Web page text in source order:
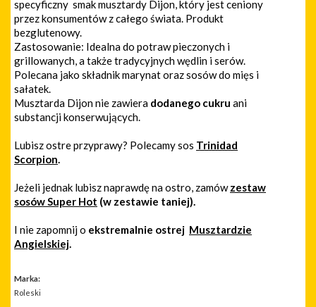
specyficzny smak musztardy Dijon, który jest ceniony
przez konsumentów z całego świata. Produkt
bezglutenowy.
Zastosowanie: Idealna do potraw pieczonych i
grillowanych, a także tradycyjnych wędlin i serów.
Polecana jako składnik marynat oraz sosów do mięs i
sałatek.
Musztarda Dijon nie zawiera dodanego cukru ani
substancji konserwujących.
Lubisz ostre przyprawy? Polecamy sos Trinidad
Scorpion
Jeżeli jednak lubisz naprawdę na ostro, zamówzestaw
sosów Super Hot (w zestawie taniej).
I nie zapomnij o ekstremalnie ostrej Musztardzie
Angielskiej
Marka:
Roleski